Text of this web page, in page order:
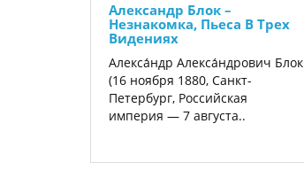
Александр Блок ‎–
Незнакомка, Пьеса В Трех
Видениях
Алекса́ндр Алекса́ндрович Блок
(16 ноября 1880, Санкт-
Петербург, Российская
империя — 7 августа..